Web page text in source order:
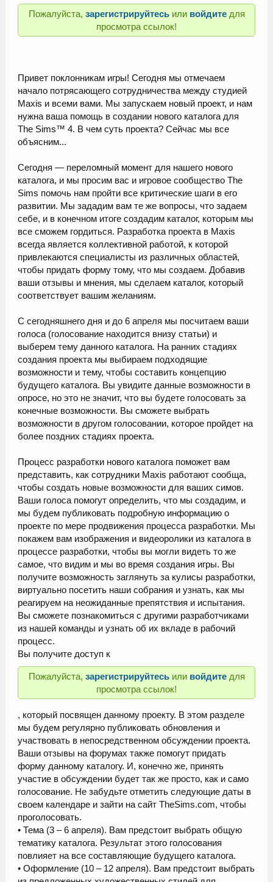
Пожалуйста, зарегистрируйтесьили войдите для
просмотра ссылок!
Привет поклонникам игры! Сегодня мы отмечаем
начало потрясающего сотрудничества между студией
Maxis и всеми вами. Мы запускаем новый проект, и нам
нужна ваша помощь в создании нового каталога для
The Sims™ 4. В чем суть проекта? Сейчас мы все
объясним...
Сегодня — переломный момент для нашего нового
каталога, и мы просим вас и игровое сообщество The
Sims помочь нам пройти все критические шаги в его
развитии. Мы зададим вам те же вопросы, что задаем
себе, и в конечном итоге создадим каталог, которым мы
все сможем гордиться. Разработка проекта в Maxis
всегда является коллективной работой, к которой
привлекаются специалисты из различных областей,
чтобы придать форму тому, что мы создаем. Добавив
ваши отзывы и мнения, мы сделаем каталог, который
соответствует вашим желаниям.
С сегодняшнего дня и до 6 апреля мы посчитаем ваши
голоса (голосование находится внизу статьи) и
выберем тему данного каталога. На ранних стадиях
создания проекта мы выбираем подходящие
возможности и тему, чтобы составить концепцию
будущего каталога. Вы увидите данные возможности в
опросе, но это не значит, что вы будете голосовать за
конечные возможности. Вы сможете выбрать
возможности в другом голосовании, которое пройдет на
более поздних стадиях проекта.
Процесс разработки нового каталога поможет вам
представить, как сотрудники Maxis работают сообща,
чтобы создать новые возможности для ваших симов.
Ваши голоса помогут определить, что мы создадим, и
мы будем публиковать подробную информацию о
проекте по мере продвижения процесса разработки. Мы
покажем вам изображения и видеоролики из каталога в
процессе разработки, чтобы вы могли видеть то же
самое, что видим и мы во время создания игры. Вы
получите возможность заглянуть за кулисы разработки,
виртуально посетить наши собрания и узнать, как мы
реагируем на неожиданные препятствия и испытания.
Вы сможете познакомиться с другими разработчиками
из нашей команды и узнать об их вкладе в рабочий
процесс.
Вы получите доступ к
Пожалуйста, зарегистрируйтесьили войдите для
просмотра ссылок!
, который посвящен данному проекту. В этом разделе
мы будем регулярно публиковать обновления и
участвовать в непосредственном обсуждении проекта.
Ваши отзывы на форумах также помогут придать
форму данному каталогу. И, конечно же, принять
участие в обсуждении будет так же просто, как и само
голосование. Не забудьте отметить следующие даты в
своем календаре и зайти на сайт TheSims.com, чтобы
проголосовать.
• Тема (3 – 6 апреля). Вам предстоит выбрать общую
тематику каталога. Результат этого голосования
повлияет на все составляющие будущего каталога.
• Оформление (10 – 12 апреля). Вам предстоит выбрать